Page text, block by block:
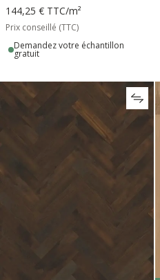
144,25 € TTC/m²
Prix conseillé (TTC)
Demandez votre échantillon
gratuit